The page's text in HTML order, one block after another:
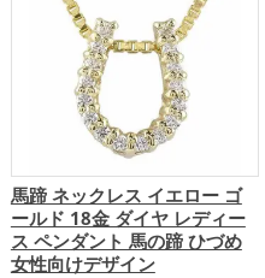
馬蹄 ネックレス イエロー ゴ
ールド 18金 ダイヤ レディー
ス ペンダント 馬の蹄 ひづめ
女性向けデザイン